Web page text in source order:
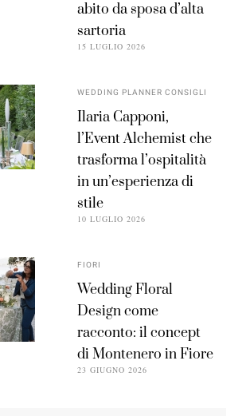
abito da sposa d’alta
sartoria
15 LUGLIO 2026
WEDDING PLANNER CONSIGLI
Ilaria Capponi,
l’Event Alchemist che
trasforma l’ospitalità
in un’esperienza di
stile
10 LUGLIO 2026
FIORI
Wedding Floral
Design come
racconto: il concept
di Montenero in Fiore
23 GIUGNO 2026